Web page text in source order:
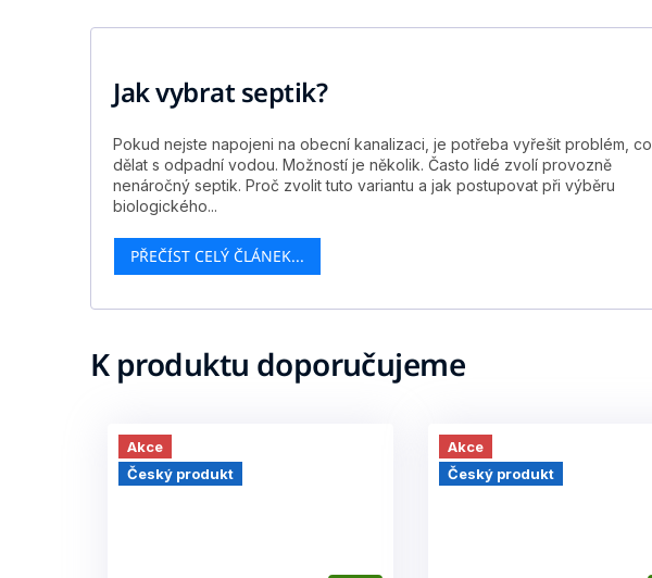
Jak vybrat septik?
Pokud nejste napojeni na obecní kanalizaci, je potřeba vyřešit problém, co
dělat s odpadní vodou. Možností je několik. Často lidé zvolí provozně
nenáročný septik. Proč zvolit tuto variantu a jak postupovat při výběru
biologického...
PŘEČÍST CELÝ ČLÁNEK...
K produktu doporučujeme
Akce
Český produkt
Akce
Český produkt